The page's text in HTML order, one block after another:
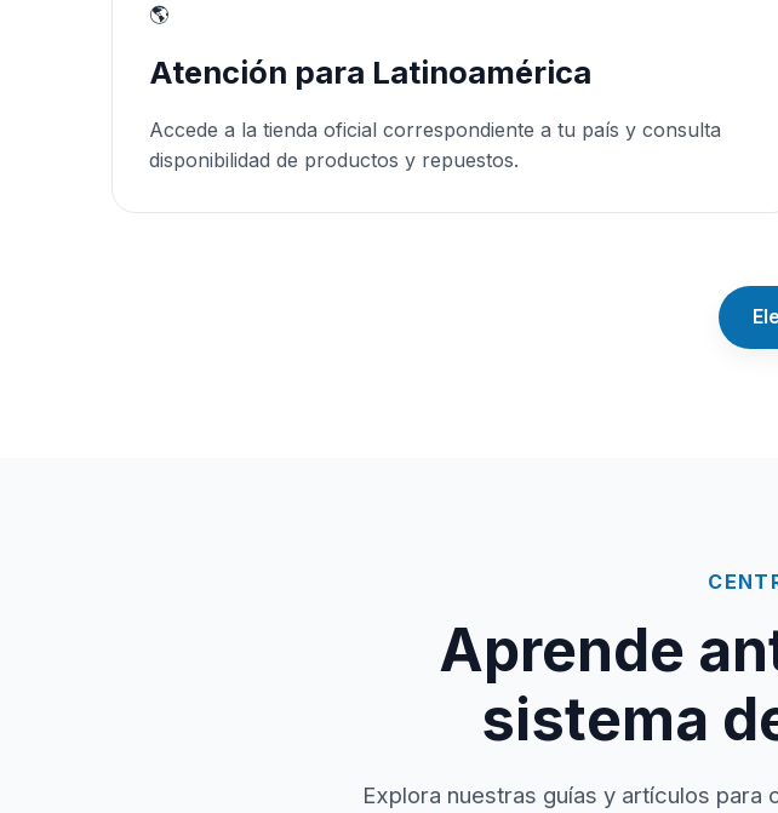
🌎
Atención para Latinoamérica
Accede a la tienda oficial correspondiente a tu país y consulta
disponibilidad de productos y repuestos.
Aprende
sistema
Explora nuestras guías y artículos